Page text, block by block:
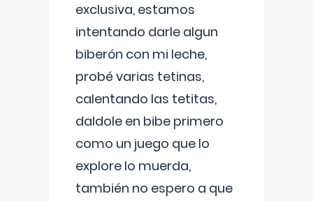
exclusiva, estamos
intentando darle algun
biberón con mi leche,
probé varias tetinas,
calentando las tetitas,
daldole en bibe primero
como un juego que lo
explore lo muerda,
también no espero a que